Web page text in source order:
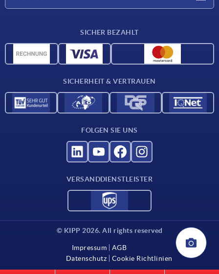
Werkstoffübersicht
SICHER BEZAHLT
SICHERHEIT & VERTRAUEN
FOLGEN SIE UNS
VERSANDDIENSTLEISTER
© KIPP 2026. All rights reserved
Impressum
AGB
Datenschutz
Cookie Richtlinien